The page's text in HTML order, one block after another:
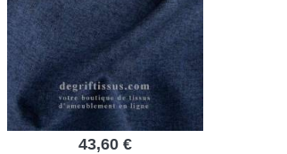
43,60 €